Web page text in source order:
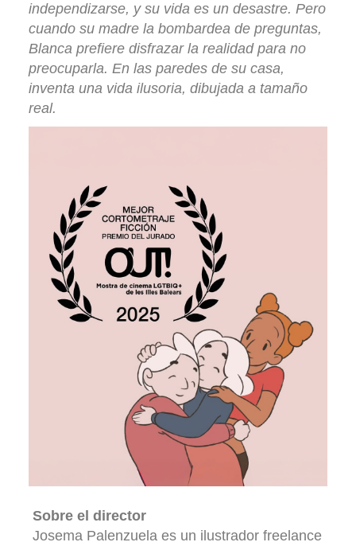
independizarse, y su vida es un desastre. Pero
cuando su madre la bombardea de preguntas,
Blanca prefiere disfrazar la realidad para no
preocuparla. En las paredes de su casa,
inventa una vida ilusoria, dibujada a tamaño
real.
Sobre el director
Josema Palenzuela es un ilustrador freelance